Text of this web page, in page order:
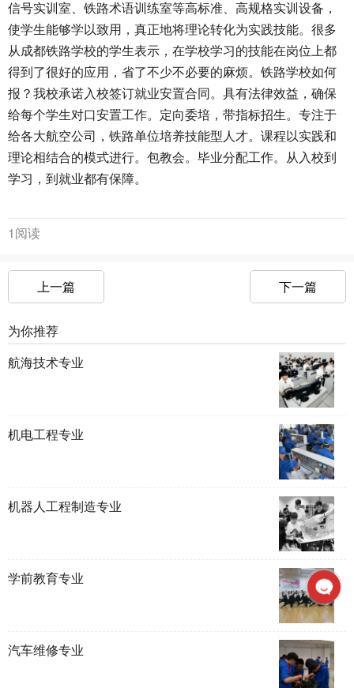
信号实训室、铁路术语训练室等高标准、高规格实训设备，
使学生能够学以致用，真正地将理论转化为实践技能。很多
从成都铁路学校的学生表示，在学校学习的技能在岗位上都
得到了很好的应用，省了不少不必要的麻烦。铁路学校如何
报？我校承诺入校签订就业安置合同。具有法律效益，确保
给每个学生对口安置工作。定向委培，带指标招生。专注于
给各大航空公司，铁路单位培养技能型人才。课程以实践和
理论相结合的模式进行。包教会。毕业分配工作。从入校到
学习，到就业都有保障。
1阅读
上一篇 下一篇
为你推荐
航海技术专业
机电工程专业
机器人工程制造专业
学前教育专业
汽车维修专业